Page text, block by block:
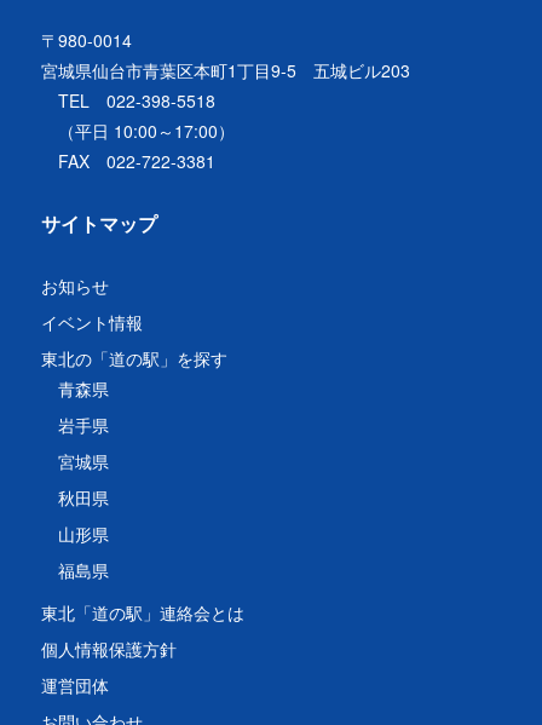
〒980-0014
宮城県仙台市青葉区本町1丁目9-5 五城ビル203
TEL 022-398-5518
（平日 10:00～17:00）
FAX 022-722-3381
サイトマップ
お知らせ
イベント情報
東北の「道の駅」を探す
青森県
岩手県
宮城県
秋田県
山形県
福島県
東北「道の駅」連絡会とは
個人情報保護方針
運営団体